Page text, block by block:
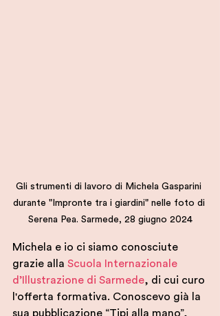
Gli strumenti di lavoro di Michela Gasparini
durante "Impronte tra i giardini" nelle foto di
Serena Pea. Sarmede, 28 giugno 2024
Michela e io ci siamo conosciute
grazie alla Scuola Internazionale
d’Illustrazione di Sarmede, di cui curo
l'offerta formativa. Conoscevo già la
sua pubblicazione “Tipi alla mano”,